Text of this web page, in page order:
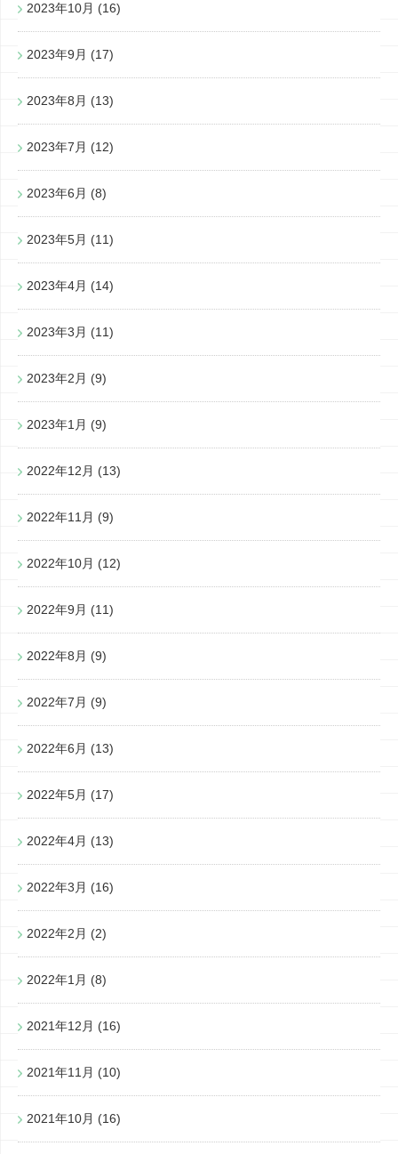
2023年10月 (16)
2023年9月 (17)
2023年8月 (13)
2023年7月 (12)
2023年6月 (8)
2023年5月 (11)
2023年4月 (14)
2023年3月 (11)
2023年2月 (9)
2023年1月 (9)
2022年12月 (13)
2022年11月 (9)
2022年10月 (12)
2022年9月 (11)
2022年8月 (9)
2022年7月 (9)
2022年6月 (13)
2022年5月 (17)
2022年4月 (13)
2022年3月 (16)
2022年2月 (2)
2022年1月 (8)
2021年12月 (16)
2021年11月 (10)
2021年10月 (16)